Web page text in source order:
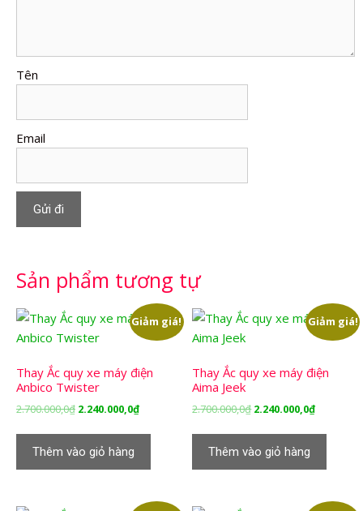
Tên
Email
Sản phẩm tương tự
Giảm giá!
Thay Ắc quy xe máy điện
Anbico Twister
2.700.000,0₫ Giá
2.700.000,0₫.
2.240.000,0₫Giá
2.240.000,0₫.
Thêm vào giỏ hàng
Giảm giá!
Thay Ắc quy xe máy điện
Aima Jeek
2.700.000,0₫ Giá
2.700.000,0₫.
2.240.000,0₫Giá
Thêm vào giỏ hàng